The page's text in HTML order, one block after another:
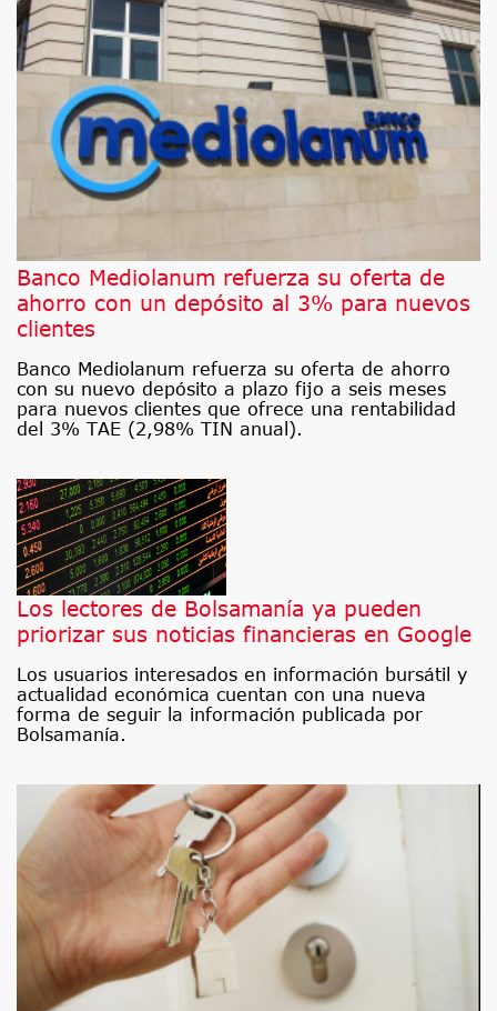
Banco Mediolanum refuerza su oferta de
ahorro con un depósito al 3% para nuevos
clientes
Banco Mediolanum refuerza su oferta de ahorro
con su nuevo depósito a plazo fijo a seis meses
para nuevos clientes que ofrece una rentabilidad
del 3% TAE (2,98% TIN anual).
Los lectores de Bolsamanía ya pueden
priorizar sus noticias financieras en Google
Los usuarios interesados en información bursátil y
actualidad económica cuentan con una nueva
forma de seguir la información publicada por
Bolsamanía.